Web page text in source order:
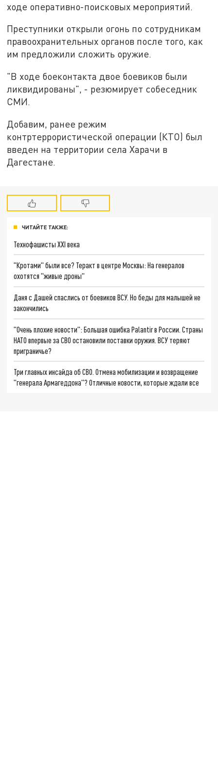
ходе оперативно-поисковых мероприятий.
Преступники открыли огонь по сотрудникам
правоохранительных органов после того, как
им предложили сложить оружие.
"В ходе боеконтакта двое боевиков были
ликвидированы", - резюмирует собеседник
СМИ.
Добавим, ранее режим
контртеррористической операции (КТО) был
введен на территории села Харачи в
Дагестане.
ЧИТАЙТЕ ТАКЖЕ:
Технофашисты XXI века
"Кротами" были все? Теракт в центре Москвы: На генералов
охотятся "живые дроны"
Даня с Дашей спаслись от боевиков ВСУ. Но беды для малышей не
закончились
"Очень плохие новости": Большая ошибка Palantir в России. Страны
НАТО впервые за СВО остановили поставки оружия. ВСУ теряют
приграничье?
Три главных инсайда об СВО. Отмена мобилизации и возвращение
"генерала Армагеддона"? Отличные новости, которые ждали все